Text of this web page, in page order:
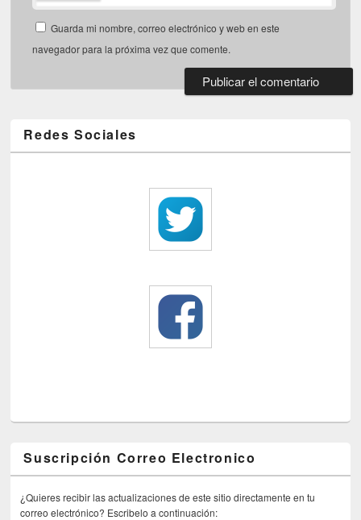
Guarda mi nombre, correo electrónico y web en este
navegador para la próxima vez que comente.
Redes Sociales
Suscripción Correo Electronico
¿Quieres recibir las actualizaciones de este sitio directamente en tu
correo electrónico? Escribelo a continuación: